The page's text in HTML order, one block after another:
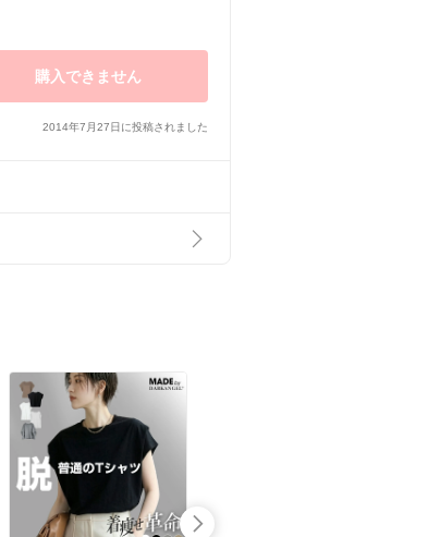
購入できません
2014年7月27日に投稿されました